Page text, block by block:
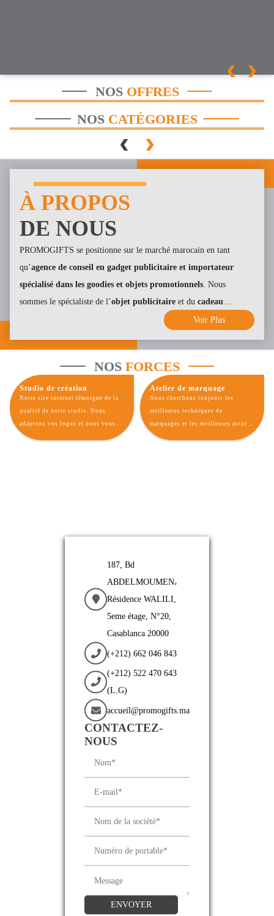
NOS OFFRES
‹ ›
NOS CATÉGORIES
Publicitaires
‹ ›
À PROPOS
DE NOUS
PROMOGIFTS se positionne sur le marché marocain en tant
qu’agence de conseil en gadget publicitaire et importateur
spécialisé dans les goodies et objets promotionnels . Nous
sommes le spécialiste de l’objet publicitaire et du cadeau
Voir Plus
NOS FORCES
Studio de création
Notre site internet témoigne de la
qualité de notre studio. Nous
adaptons vos logos et nous vous
rapprochons au maximum du rendu
Atelier de marquage
Nous cherchons toujours les
meilleures techniques de
marquages et les meilleures astuces
afin de vous offrir un rendu parfait
187, Bd
ABDELMOUMEN،
Résidence WALILI,
5eme étage, N°20,
Casablanca 20000
(+212) 662 046 843
(+212) 522 470 643
(L.G)
accueil@promogifts.ma
CONTACTEZ-
NOUS
ENVOYER